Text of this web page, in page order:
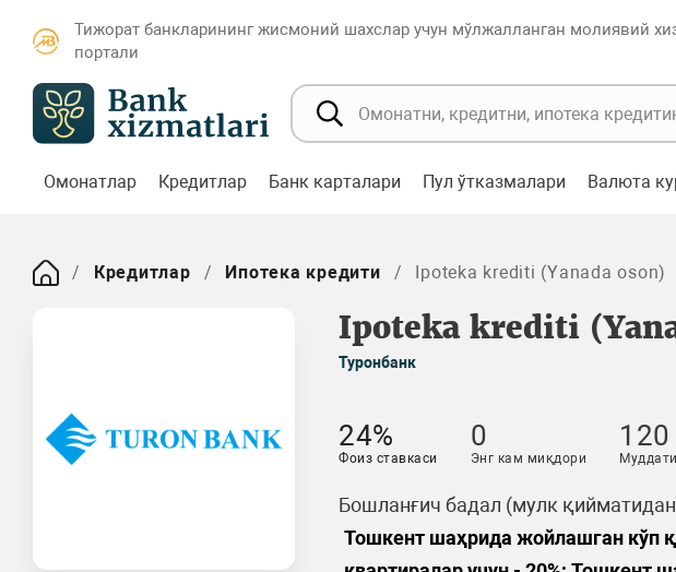
Тижорат банкларининг жисмоний шахслар учун мўлжалланган молиявий
портали
Омонатлар Кредитлар Банк карталари Пул ўтказмалари Валюта
Кредитлар Ипотека кредити Ipoteka krediti (Yanada oson)
Ipoteka krediti
Туронбанк
24%
Фоиз ставкаси
0
Энг кам миқдори
120
Муддати
Бошланғич бадал (мулк
Тошкент шаҳрида жойлашган кўп